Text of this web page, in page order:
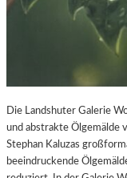
Die Landshuter Galerie
und abstrakte Ölgemälde
Stephan Kaluzas
beeindruckende